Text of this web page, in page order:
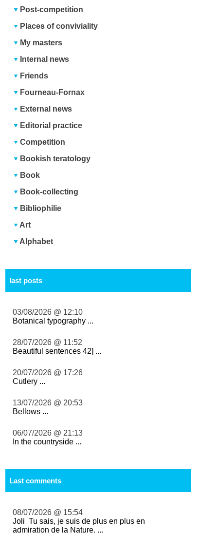
Post-competition
Places of conviviality
My masters
Internal news
Friends
Fourneau-Fornax
External news
Editorial practice
Competition
Bookish teratology
Book
Book-collecting
Bibliophilie
Art
Alphabet
last posts
03/08/2026 @ 12:10
Botanical typography ...
28/07/2026 @ 11:52
Beautiful sentences 42] ...
20/07/2026 @ 17:26
Cutlery ...
13/07/2026 @ 20:53
Bellows ...
06/07/2026 @ 21:13
In the countryside ...
Last comments
08/07/2026 @ 15:54
Joli Tu sais, je suis de plus en plus en
admiration de la Nature. ...